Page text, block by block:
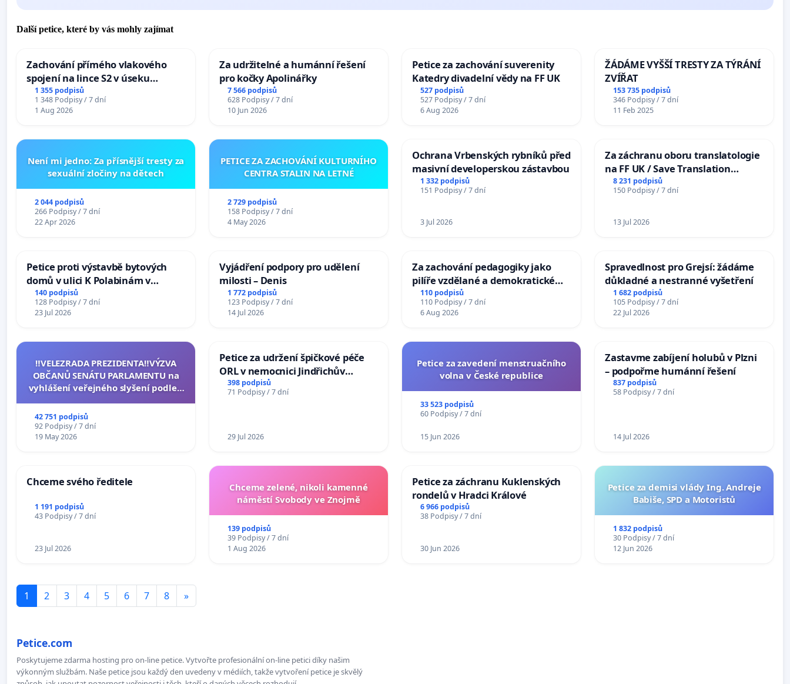
Další petice, které by vás mohly zajímat
Zachování přímého vlakového
spojení na lince S2 v úseku
Ostrava – Bohumín – Karviná –
Mosty u Jablunkova
1 355 podpisů
1 348 Podpisy / 7 dní
1 Aug 2026
Za udržitelné a humánní řešení
pro kočky Apolinářky
7 566 podpisů
628 Podpisy / 7 dní
10 Jun 2026
Petice za zachování suverenity
Katedry divadelní vědy na FF UK
527 podpisů
527 Podpisy / 7 dní
6 Aug 2026
ŽÁDÁME VYŠŠÍ TRESTY ZA TÝRÁNÍ
ZVÍŘAT
153 735 podpisů
346 Podpisy / 7 dní
11 Feb 2025
Není mi jedno: Za přísnější tresty za
sexuální zločiny na dětech
2 044 podpisů
266 Podpisy / 7 dní
22 Apr 2026
PETICE ZA ZACHOVÁNÍ KULTURNÍHO
CENTRA STALIN NA LETNÉ
2 729 podpisů
158 Podpisy / 7 dní
4 May 2026
Ochrana Vrbenských rybníků před
masivní developerskou zástavbou
1 332 podpisů
151 Podpisy / 7 dní
3 Jul 2026
Za záchranu oboru translatologie
na FF UK / Save Translation
Studies at the Faculty of Arts,
Charles University
8 231 podpisů
150 Podpisy / 7 dní
13 Jul 2026
Petice proti výstavbě bytových
domů v ulici K Polabinám v
Pardubicích
140 podpisů
128 Podpisy / 7 dní
23 Jul 2026
Vyjádření podpory pro udělení
milosti – Denis
1 772 podpisů
123 Podpisy / 7 dní
14 Jul 2026
Za zachování pedagogiky jako
pilíře vzdělané a demokratické
společnosti
110 podpisů
110 Podpisy / 7 dní
6 Aug 2026
Spravedlnost pro Grejsí: žádáme
důkladné a nestranné vyšetření
1 682 podpisů
105 Podpisy / 7 dní
22 Jul 2026
‼️VELEZRADA PREZIDENTA‼️VÝZVA
OBČANŮ SENÁTU PARLAMENTU na
vyhlášení veřejného slyšení podle §
na přijetí usnesení k podání ústavní
žaloby na prezidenta republiky
42 751 podpisů
92 Podpisy / 7 dní
19 May 2026
Petice za udržení špičkové péče
ORL v nemocnici Jindřichův
Hradec
398 podpisů
71 Podpisy / 7 dní
29 Jul 2026
Petice za zavedení menstruačního
volna v České republice
33 523 podpisů
60 Podpisy / 7 dní
15 Jun 2026
Zastavme zabíjení holubů v Plzni
– podpořme humánní řešení
837 podpisů
58 Podpisy / 7 dní
14 Jul 2026
Chceme svého ředitele
1 191 podpisů
43 Podpisy / 7 dní
23 Jul 2026
Chceme zelené, nikoli kamenné
náměstí Svobody ve Znojmě
139 podpisů
39 Podpisy / 7 dní
1 Aug 2026
Petice za záchranu Kuklenských
rondelů v Hradci Králové
6 966 podpisů
38 Podpisy / 7 dní
30 Jun 2026
Petice za demisi vlády Ing. Andreje
Babiše, SPD a Motoristů
1 832 podpisů
30 Podpisy / 7 dní
12 Jun 2026
1 2 3 4 5 6 7 8 »
Petice.com
Poskytujeme zdarma hosting pro on-line petice. Vytvořte profesionální on-line petici díky našim
výkonným službám. Naše petice jsou každý den uvedeny v médiích, takže vytvoření petice je skvělý